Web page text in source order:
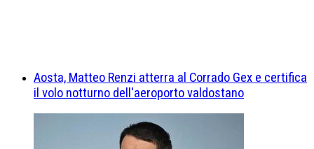
Aosta, Matteo Renzi atterra al Corrado Gex e certifica
il volo notturno dell'aeroporto valdostano